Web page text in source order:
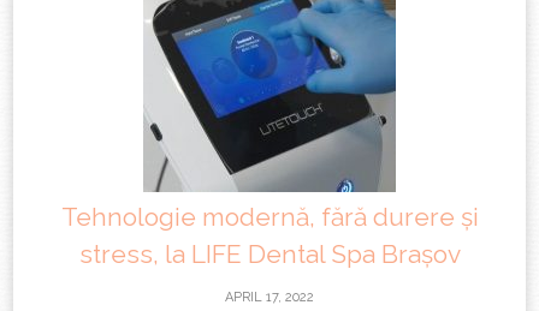
Tehnologie modernă, fără durere și
stress, la LIFE Dental Spa Brașov
APRIL 17, 2022